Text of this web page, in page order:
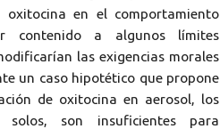
en el comportamiento
contenido a algunos límites
las exigencias morales
un caso hipotético que propone
de oxitocina en aerosol, los
solos, son insuficientes para